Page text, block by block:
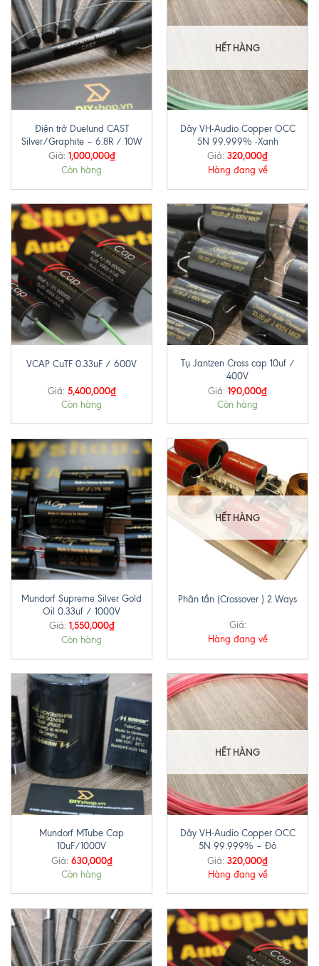
Điện trở Duelund CAST
Silver/Graphite – 6.8R / 10W
Giá: 1,000,000₫
Còn hàng
HẾT HÀNG
Dây VH-Audio Copper OCC
5N 99.999% -Xanh
Giá: 320,000₫
Hàng đang về
VCAP CuTF 0.33uF / 600V
Giá: 5,400,000₫
Còn hàng
Tụ Jantzen Cross cap 10uf /
400V
Giá: 190,000₫
Còn hàng
Mundorf Supreme Silver Gold
Oil 0.33uf / 1000V
Giá: 1,550,000₫
Còn hàng
HẾT HÀNG
Phân tần (Crossover ) 2 Ways
Giá:
Hàng đang về
Mundorf MTube Cap
10uF/1000V
Giá: 630,000₫
Còn hàng
HẾT HÀNG
Dây VH-Audio Copper OCC
5N 99.999% – Đỏ
Giá: 320,000₫
Hàng đang về